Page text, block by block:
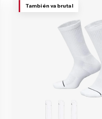
También va brutal